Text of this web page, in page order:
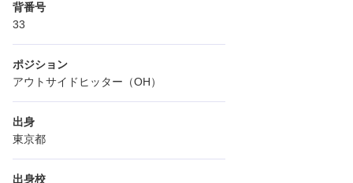
背番号
33
ポジション
アウトサイドヒッター（OH）
出身
東京都
出身校